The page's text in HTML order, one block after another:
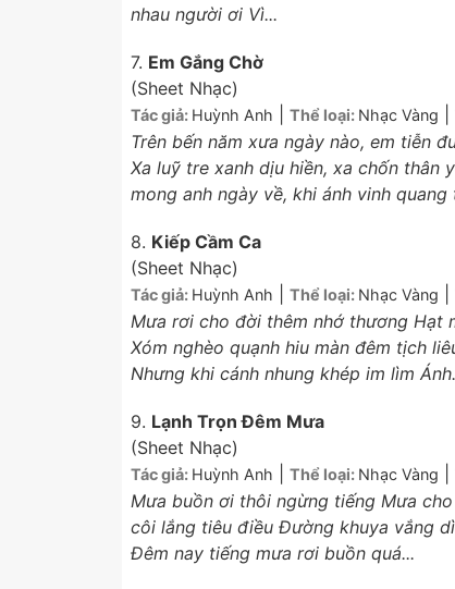
nhau người ơi Vì...
7. Em Gắng Chờ
(Sheet Nhạc)
Tác giả: Huỳnh Anh Thể loại: Nhạc Vàng
Trên bến năm xưa ngày nào, em tiễn
Xa luỹ tre xanh dịu hiền, xa chốn thân
mong anh ngày về, khi ánh vinh quang
8. Kiếp Cầm Ca
(Sheet Nhạc)
Tác giả: Huỳnh Anh Thể loại: Nhạc Vàng
Mưa rơi cho đời thêm nhớ thương Hạt
Xóm nghèo quạnh hiu màn đêm tịch
Nhưng khi cánh nhung khép im lìm
9. Lạnh Trọn Đêm Mưa
(Sheet Nhạc)
Tác giả: Huỳnh Anh Thể loại: Nhạc Vàng
Mưa buồn ơi thôi ngừng tiếng Mưa
côi lắng tiêu điều Đường khuya vắng
Đêm nay tiếng mưa rơi buồn quá...